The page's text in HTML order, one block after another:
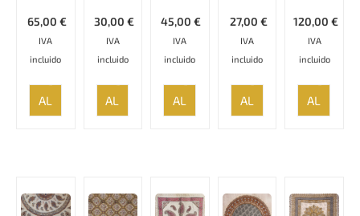
€
65,00
IVA
incluido
AL
CARRITO
€
30,00
IVA
incluido
AL
CARRITO
€
45,00
IVA
incluido
AL
CARRITO
€
27,00
IVA
incluido
AL
CARRITO
€
120,00
IVA
incluido
AL
CARRITO